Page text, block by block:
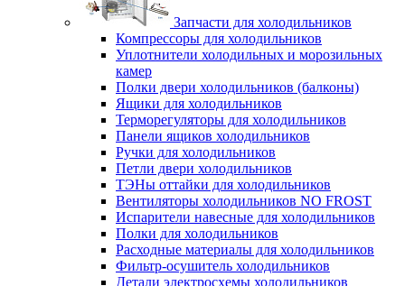
Запчасти для холодильников
Компрессоры для холодильников
Уплотнители холодильных и морозильных
камер
Полки двери холодильников (балконы)
Ящики для холодильников
Терморегуляторы для холодильников
Панели ящиков холодильников
Ручки для холодильников
Петли двери холодильников
ТЭНы оттайки для холодильников
Вентиляторы холодильников NO FROST
Испарители навесные для холодильников
Полки для холодильников
Расходные материалы для холодильников
Фильтр-осушитель холодильников
Детали электросхемы холодильников